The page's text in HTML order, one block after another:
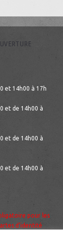
et 14h00 à 17h
et de 14h00 à
et de 14h00 à
et de 14h00 à
pour les
d’identité